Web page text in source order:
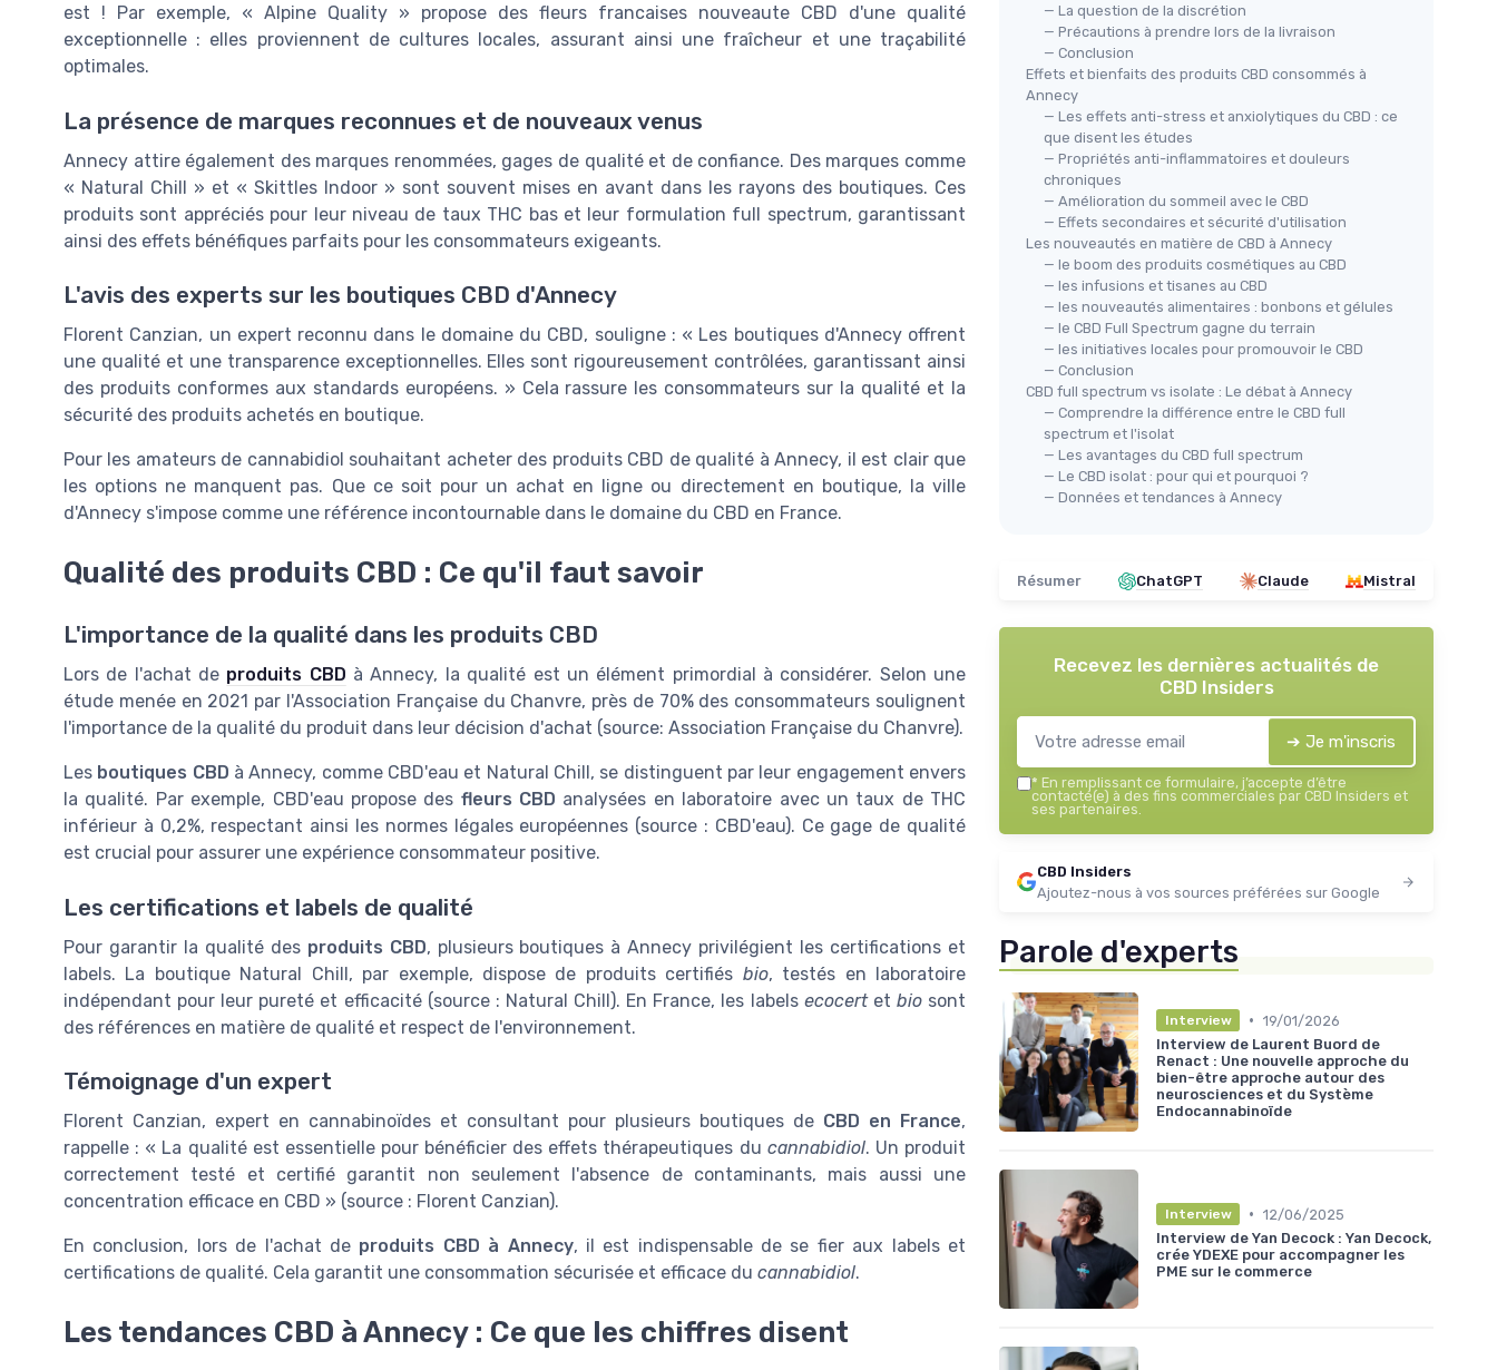
est ! Par exemple, « Alpine Quality » propose des fleurs francaises nouveaute CBD d'une qualité
exceptionnelle : elles proviennent de cultures locales, assurant ainsi une fraîcheur et une traçabilité
optimales.
La présence de marques reconnues et de nouveaux venus
Annecy attire également des marques renommées, gages de qualité et de confiance. Des marques comme
« Natural Chill » et « Skittles Indoor » sont souvent mises en avant dans les rayons des boutiques. Ces
produits sont appréciés pour leur niveau de taux THC bas et leur formulation full spectrum, garantissant
ainsi des effets bénéfiques parfaits pour les consommateurs exigeants.
L'avis des experts sur les boutiques CBD d'Annecy
Florent Canzian, un expert reconnu dans le domaine du CBD, souligne : « Les boutiques d'Annecy offrent
une qualité et une transparence exceptionnelles. Elles sont rigoureusement contrôlées, garantissant ainsi
des produits conformes aux standards européens. » Cela rassure les consommateurs sur la qualité et la
sécurité des produits achetés en boutique.
Pour les amateurs de cannabidiol souhaitant acheter des produits CBD de qualité à Annecy, il est clair que
les options ne manquent pas. Que ce soit pour un achat en ligne ou directement en boutique, la ville
d'Annecy s'impose comme une référence incontournable dans le domaine du CBD en France.
Qualité des produits CBD : Ce qu'il faut savoir
L'importance de la qualité dans les produits CBD
Lors de l'achat de produits CBD à Annecy, la qualité est un élément primordial à considérer. Selon une
étude menée en 2021 par l'Association Française du Chanvre, près de 70% des consommateurs soulignent
l'importance de la qualité du produit dans leur décision d'achat (source: Association Française du Chanvre).
Les boutiques CBD à Annecy, comme CBD'eau et Natural Chill, se distinguent par leur engagement envers
la qualité. Par exemple, CBD'eau propose des fleurs CBD analysées en laboratoire avec un taux de THC
inférieur à 0,2%, respectant ainsi les normes légales européennes (source : CBD'eau). Ce gage de qualité
est crucial pour assurer une expérience consommateur positive.
Les certifications et labels de qualité
Pour garantir la qualité des produits CBD, plusieurs boutiques à Annecy privilégient les certifications et
labels. La boutique Natural Chill, par exemple, dispose de produits certifiés bio, testés en laboratoire
indépendant pour leur pureté et efficacité (source : Natural Chill). En France, les labels ecocertet biosont
des références en matière de qualité et respect de l'environnement.
Témoignage d'un expert
Florent Canzian, expert en cannabinoïdes et consultant pour plusieurs boutiques de CBD en France,
rappelle : « La qualité est essentielle pour bénéficier des effets thérapeutiques du cannabidiol. Un produit
correctement testé et certifié garantit non seulement l'absence de contaminants, mais aussi une
concentration efficace en CBD » (source : Florent Canzian).
En conclusion, lors de l'achat de produits CBD à Annecy, il est indispensable de se fier aux labels et
certifications de qualité. Cela garantit une consommation sécurisée et efficace du cannabidiol.
Les tendances CBD à Annecy : Ce que les chiffres disent
— La question de la discrétion
— Précautions à prendre lors de la livraison
— Conclusion
Effets et bienfaits des produits CBD consommés à
Annecy
— Les effets anti-stress et anxiolytiques du CBD : ce
que disent les études
— Propriétés anti-inflammatoires et douleurs
chroniques
— Amélioration du sommeil avec le CBD
— Effets secondaires et sécurité d'utilisation
Les nouveautés en matière de CBD à Annecy
— le boom des produits cosmétiques au CBD
— les infusions et tisanes au CBD
— les nouveautés alimentaires : bonbons et gélules
— le CBD Full Spectrum gagne du terrain
— les initiatives locales pour promouvoir le CBD
— Conclusion
CBD full spectrum vs isolate : Le débat à Annecy
— Comprendre la différence entre le CBD full
spectrum et l'isolat
— Les avantages du CBD full spectrum
— Le CBD isolat : pour qui et pourquoi ?
— Données et tendances à Annecy
Résumer ChatGPT Claude Mistral
Recevez les dernières actualités de
CBD Insiders
➔ Je m'inscris
* En remplissant ce formulaire, j’accepte d’être
contacté(e) à des fins commerciales par CBD Insiders et
ses partenaires.
CBD Insiders
Ajoutez-nous à vos sources préférées sur Google
Parole d'experts
Interview • 19/01/2026
Interview de Laurent Buord de
Renact : Une nouvelle approche du
bien-être approche autour des
neurosciences et du Système
Endocannabinoïde
Interview • 12/06/2025
Interview de Yan Decock : Yan Decock,
crée YDEXE pour accompagner les
PME sur le commerce